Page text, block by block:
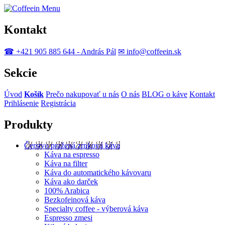
Menu
Kontakt
☎ +421 905 885 644 - András Pál ✉ info@coffeein.sk
Sekcie
Úvod Košík Prečo nakupovať u nás O nás BLOG o káve Kontakt
Prihlásenie Registrácia
Produkty
Čerstvo pražená zrnková káva
Káva na espresso
Káva na filter
Káva do automatického kávovaru
Káva ako darček
100% Arabica
Bezkofeinová káva
Specialty coffee - výberová káva
Espresso zmesi